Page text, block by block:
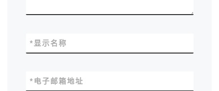
显示名称
*
电子邮箱地址
*